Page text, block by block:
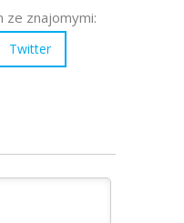
ze znajomymi:
Twitter